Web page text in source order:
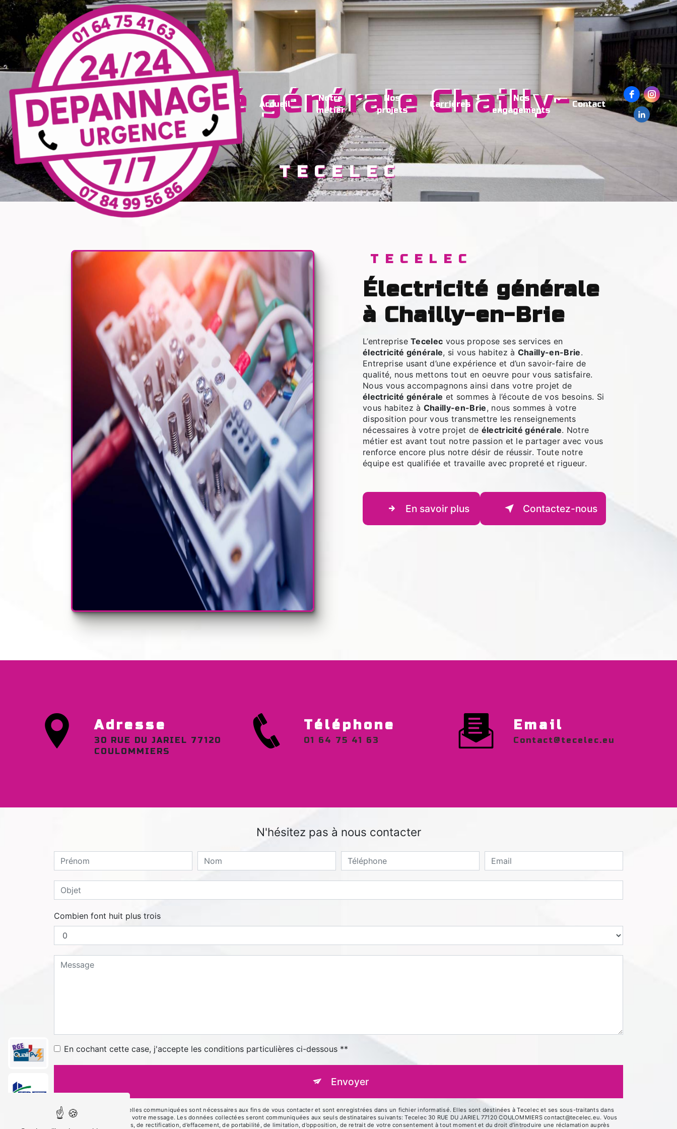
Accueil
Notre
métier
Nos
projets
Carrières
Nos
engagements
Contact
électricité générale Chailly-
en-Brie
TECELEC
TECELEC
électricité générale
à Chailly-en-Brie
L’entrepriseTecelec vous propose ses services en
électricité générale, si vous habitez à Chailly-en-Brie.
Entreprise usant d’une expérience et d’un savoir-faire de
qualité, nous mettons tout en oeuvre pour vous satisfaire.
Nous vous accompagnons ainsi dans votre projet de
électricité générale et sommes à l’écoute de vos besoins. Si
vous habitez à Chailly-en-Brie, nous sommes à votre
disposition pour vous transmettre les renseignements
nécessaires à votre projet de électricité générale. Notre
métier est avant tout notre passion et le partager avec vous
renforce encore plus notre désir de réussir. Toute notre
équipe est qualifiée et travaille avec propreté et rigueur.
En savoir plus Contactez-nous
Adresse
30 RUE DU JARIEL 77120
COULOMMIERS
Téléphone
01 64 75 41 63
Email
contact@tecelec.eu
N'hésitez pas à nous contacter
Combien font huit plus trois
En cochant cette case, j'accepte les conditions particulières ci-dessous **
Envoyer
** Les données personnelles communiquées sont nécessaires aux fins de vous contacter et sont enregistrées dans un fichier informatisé. Elles sont destinées à Tecelec et ses sous-traitants dans
le seul but de répondre à votre message. Les données collectées seront communiquées aux seuls destinataires suivants: Tecelec 30 RUE DU JARIEL 77120 COULOMMIERS contact@tecelec.eu. Vous
disposez de droits d’accès, de rectification, d’effacement, de portabilité, de limitation, d’opposition, de retrait de votre consentement à tout moment et du droit d’introduire une réclamation auprès
Panneau de gestion des cookies